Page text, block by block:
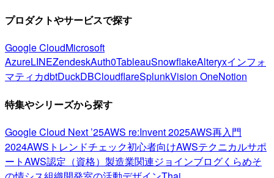
プロダクトやサービスで探す
Google CloudMicrosoft
AzureLINEZendeskAuth0TableauSnowflakeAlteryxインフォ
マティカdbtDuckDBCloudflareSplunkVision OneNotion
特集やシリーズから探す
Google Cloud Next ’25AWS re:Invent 2025AWS再入門
2024AWSトレンドチェック初心者向けAWSテクニカルサポ
ートAWS認定（資格） 製造業関連ジョインブログくらめそ